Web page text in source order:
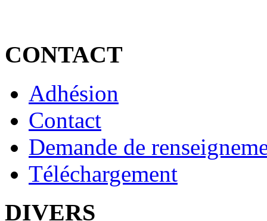
CONTACT
Adhésion
Contact
Demande de
Téléchargement
DIVERS